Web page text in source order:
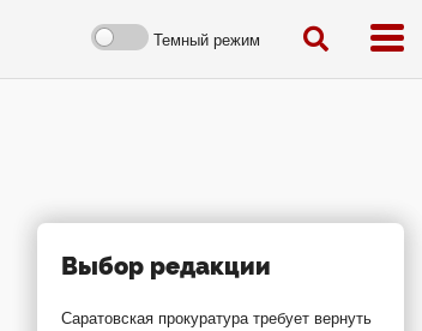
Темный режим
Выбор редакции
Саратовская прокуратура требует вернуть